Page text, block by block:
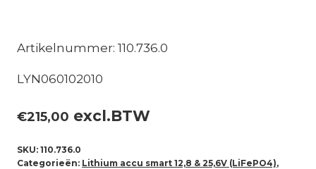
Artikelnummer: 110.736.0
LYN060102010
€215,00 excl.BTW
SKU: 110.736.0
Categorieën: Lithium accu smart 12,8 & 25,6V (LiFePO4),